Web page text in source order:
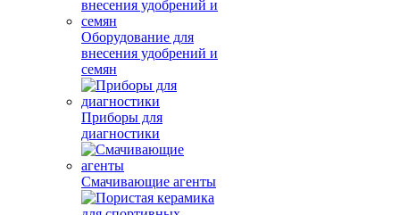
Оборудование для
внесения удобрений и
семян
Приборы для
диагностики
Смачивающие агенты